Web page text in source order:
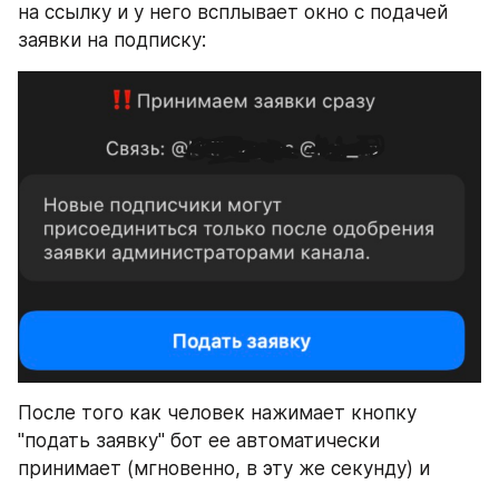
на ссылку и у него всплывает окно с подачей
заявки на подписку:
После того как человек нажимает кнопку
"подать заявку" бот ее автоматически
принимает (мгновенно, в эту же секунду) и